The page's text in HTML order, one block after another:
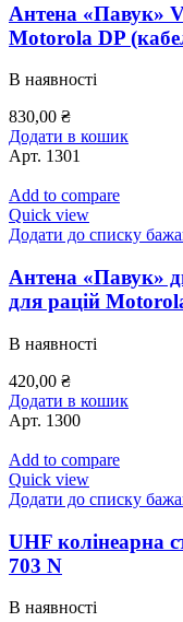
Антена «Павук»
Motorola DP
В наявності
830,00 ₴
Додати в кошик
Арт. 1301
Add to compare
Quick view
Додати до списку
Антена «Павук»
для рацій
В наявності
420,00 ₴
Додати в кошик
Арт. 1300
Add to compare
Quick view
Додати до списку
UHF колінеарна
703 N
В наявності